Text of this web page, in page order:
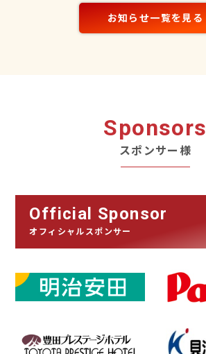
お知らせ一覧を見る
Sponsors
スポンサー様
Official Sponsor
オフィシャルスポンサー